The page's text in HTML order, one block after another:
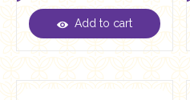
EGP 11.00Add to cart